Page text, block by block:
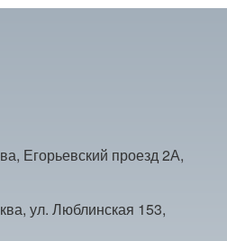
Егорьевский проезд 2А,
ул. Люблинская 153,